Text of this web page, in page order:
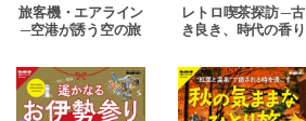
旅客機・エアライン
─空港が誘う空の旅
レトロ喫茶探訪 ─古
き良き、時代の香り